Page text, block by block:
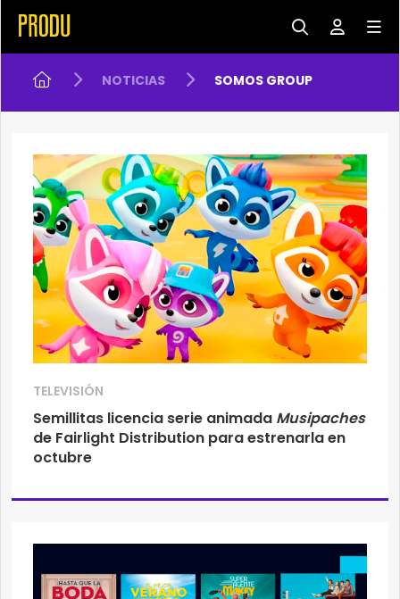
NOTICIAS SOMOS GROUP
TELEVISIÓN
Semillitas licencia serie animada Musipaches
de Fairlight Distribution para estrenarla en
octubre